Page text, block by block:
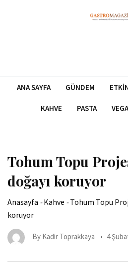
ANA SAYFA GÜNDEM
KAHVE PASTA
Tohum Topu
doğayı koruyor
Anasayfa -Kahve -Tohum Topu
koruyor
By Kadir Toprakkaya 4